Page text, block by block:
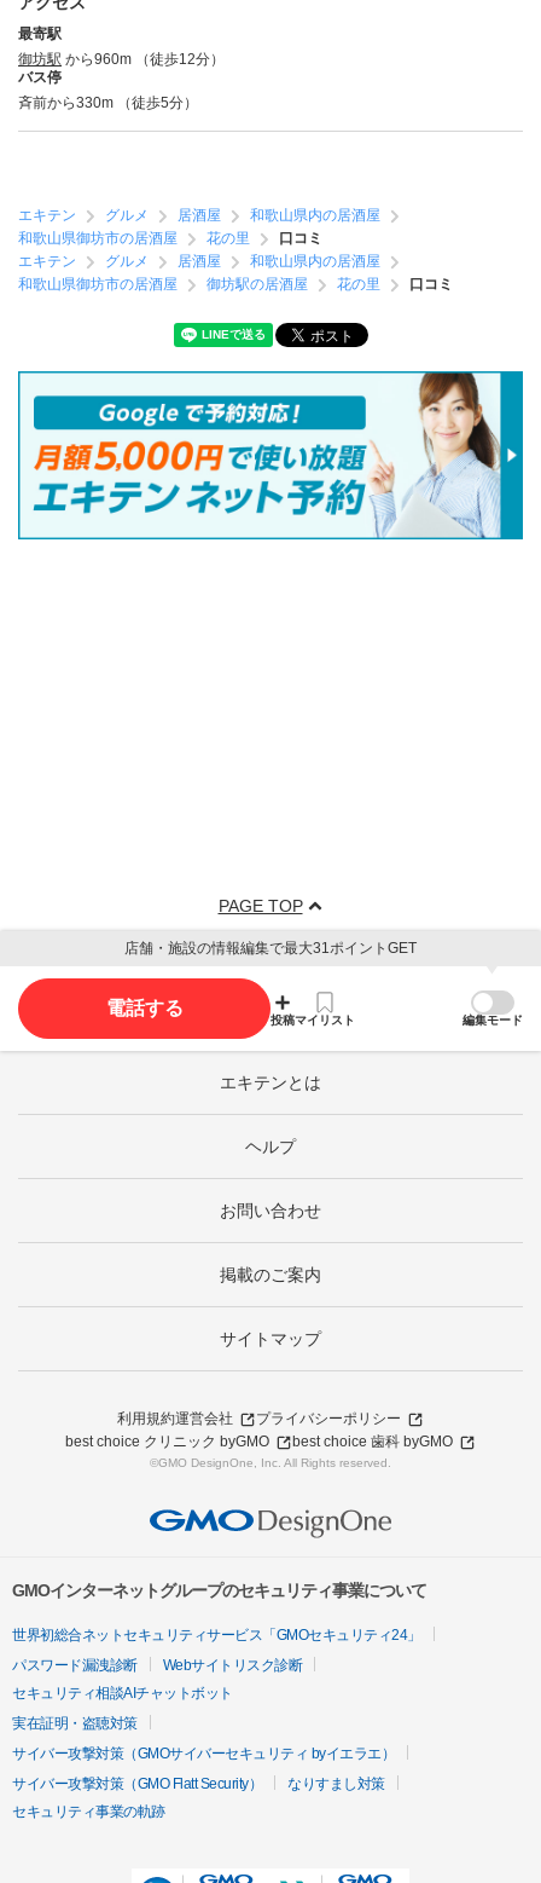
最寄駅
御坊駅 から960m （徒歩12分）
バス停
斉前から330m （徒歩5分）
エキテン グルメ 居酒屋
和歌山県内の居酒屋
和歌山県御坊市の居酒屋
花の里
口コミ
エキテン
グルメ 居酒屋
和歌山県内の居酒屋
和歌山県御坊市の居酒屋
御坊駅の居酒屋 花の里 口コミ
PAGE TOP
店舗・施設の情報編集で最大31ポイントGET
電話する
投稿マイリスト 編集モード
エキテンとは
ヘルプ
お問い合わせ
掲載のご案内
サイトマップ
利用規約運営会社
プライバシーポリシー
best choice クリニック byGMO
best choice 歯科 byGMO
©GMO DesignOne, Inc. All Rights reserved.
GMOインターネットグループのセキュリティ事業について
世界初総合ネットセキュリティサービス「GMOセキュリティ24」
パスワード漏洩診断
Webサイトリスク診断
セキュリティ相談AIチャットボット
実在証明・盗聴対策
サイバー攻撃対策（GMOサイバーセキュリティ byイエラエ）
サイバー攻撃対策（GMO Flatt Security）
なりすまし対策
セキュリティ事業の軌跡